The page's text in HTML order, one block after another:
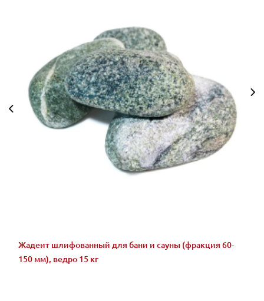
Жадеит шлифованный для бани и сауны (фракция 60-
150 мм), ведро 15 кг